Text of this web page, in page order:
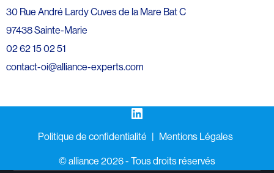
30 Rue André Lardy Cuves de la Mare Bat C
97438 Sainte-Marie
02 62 15 02 51
contact-oi@alliance-experts.com
LinkedIn
Politique de confidentialité
Mentions Légales
©️ alliance 2026 - Tous droits réservés